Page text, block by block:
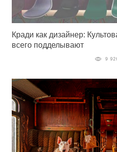
Кради как дизайнер:
всего подделывают
9